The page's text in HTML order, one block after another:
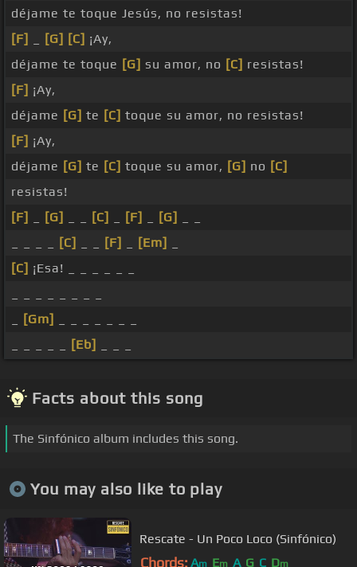
déjame te toque Jesús, no resistas!
[F]
[G] [C] ¡Ay,
déjame te toque [G] su amor, no [C] resistas!
[F] ¡Ay,
déjame [G] te [C] toque su amor, no resistas!
[F] ¡Ay,
déjame [G] te [C] toque su amor, [G] no [C]
resistas!
[F]
[G] [C] [F] [G]
[C] [F] [Em]
[C] ¡Esa! _ _ _ _ _ _
[Gm]
[Eb]
Facts about this song
The Sinfónico album includes this song.
You may also like to play
Rescate - Un Poco Loco (Sinfónico)
Chords: Am Em A G C Dm